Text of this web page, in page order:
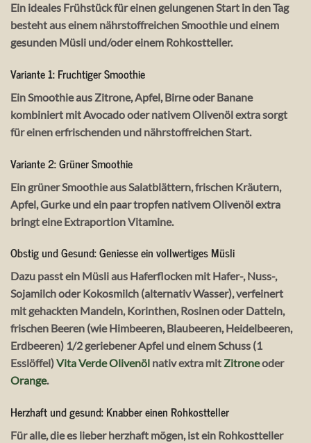
Ein ideales Frühstück für einen gelungenen Start in den Tag
besteht aus einem nährstoffreichen Smoothie und einem
gesunden Müsli und/oder einem Rohkostteller.
Variante 1: Fruchtiger Smoothie
Ein Smoothie aus Zitrone, Apfel, Birne oder Banane
kombiniert mit Avocado oder nativem Olivenöl extra sorgt
für einen erfrischenden und nährstoffreichen Start.
Variante 2: Grüner Smoothie
Ein grüner Smoothie aus Salatblättern, frischen Kräutern,
Apfel, Gurke und ein paar tropfen nativem Olivenöl extra
bringt eine Extraportion Vitamine.
Obstig und Gesund: Geniesse ein vollwertiges Müsli
Dazu passt ein Müsli aus Haferflocken mit Hafer-, Nuss-,
Sojamilch oder Kokosmilch (alternativ Wasser), verfeinert
mit gehackten Mandeln, Korinthen, Rosinen oder Datteln,
frischen Beeren (wie Himbeeren, Blaubeeren, Heidelbeeren,
Erdbeeren) 1/2 geriebener Apfel und einem Schuss (1
Esslöffel)Vita Verde Olivenöl nativ extra mit Zitroneoder
Orange.
Herzhaft und gesund: Knabber einen Rohkostteller
Für alle, die es lieber herzhaft mögen, ist ein Rohkostteller